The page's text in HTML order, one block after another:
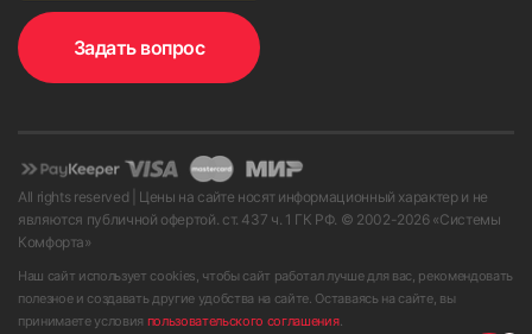
Задать вопрос
All rights reserved | Цены на сайте носят информационный характер и не
являются публичной офертой. ст. 437 ч. 1 ГК РФ. © 2002-2026 «Системы
Комфорта»
Наш сайт использует cookies, чтобы сайт работал лучше для вас, рекомендовать
полезное и создавать другие удобства на сайте. Оставаясь на сайте, вы
принимаете условия пользовательского соглашения.